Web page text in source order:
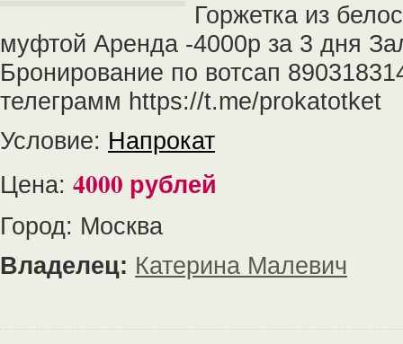
Горжетка из
муфтой Аренда -4000р за 3 дня
Бронирование по вотсап
телеграмм https://t.me/prokatotket
Условие: Напрокат
Цена: 4000 рублей
Город: Москва
Владелец: Катерина Малевич